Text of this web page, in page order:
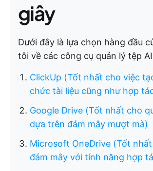
giây
Dưới đây là lựa chọn hàng đầu
tôi về các công cụ quản lý tệp
ClickUp (Tốt nhất cho việc
chức tài liệu cũng như hợp
Google Drive (Tốt nhất cho
dựa trên đám mây mượt mà)
Microsoft OneDrive (Tốt
đám mây với tính năng hợp